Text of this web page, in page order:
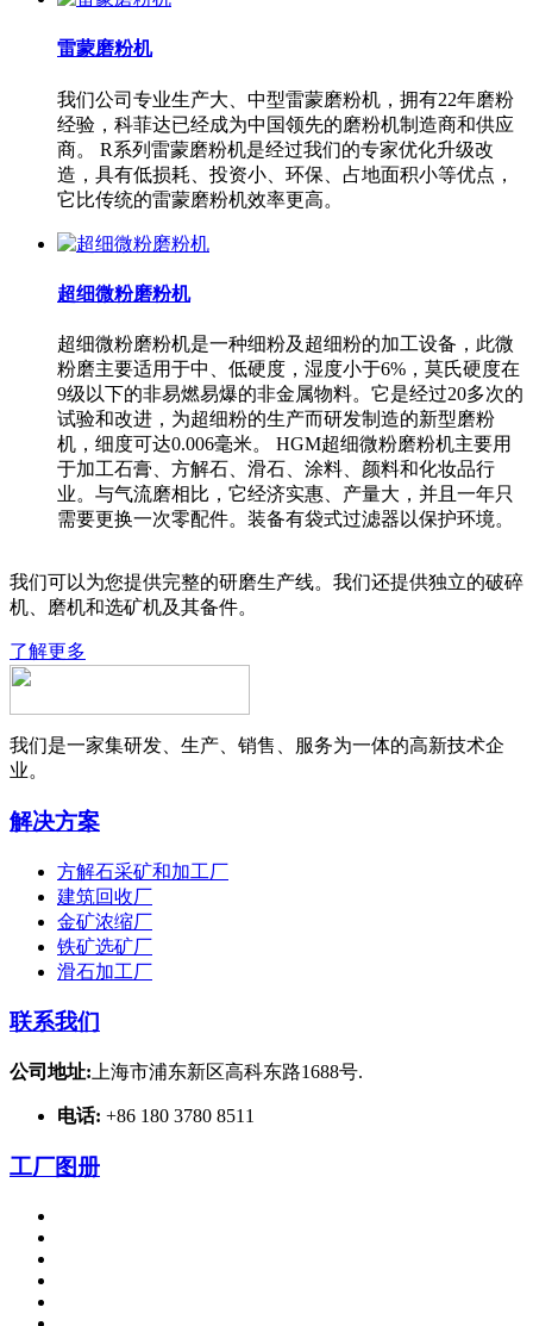
雷蒙磨粉机
我们公司专业生产大、中型雷蒙磨粉机，拥有22年磨粉
经验，科菲达已经成为中国领先的磨粉机制造商和供应
商。 R系列雷蒙磨粉机是经过我们的专家优化升级改
造，具有低损耗、投资小、环保、占地面积小等优点，
它比传统的雷蒙磨粉机效率更高。
超细微粉磨粉机
超细微粉磨粉机是一种细粉及超细粉的加工设备，此微
粉磨主要适用于中、低硬度，湿度小于6%，莫氏硬度在
9级以下的非易燃易爆的非金属物料。它是经过20多次的
试验和改进，为超细粉的生产而研发制造的新型磨粉
机，细度可达0.006毫米。 HGM超细微粉磨粉机主要用
于加工石膏、方解石、滑石、涂料、颜料和化妆品行
业。与气流磨相比，它经济实惠、产量大，并且一年只
需要更换一次零配件。装备有袋式过滤器以保护环境。
我们可以为您提供完整的研磨生产线。我们还提供独立的破碎
机、磨机和选矿机及其备件。
了解更多
我们是一家集研发、生产、销售、服务为一体的高新技术企
业。
解决方案
方解石采矿和加工厂
建筑回收厂
金矿浓缩厂
铁矿选矿厂
滑石加工厂
联系我们
公司地址: 上海市浦东新区高科东路1688号.
电话: +86 180 3780 8511
工厂图册